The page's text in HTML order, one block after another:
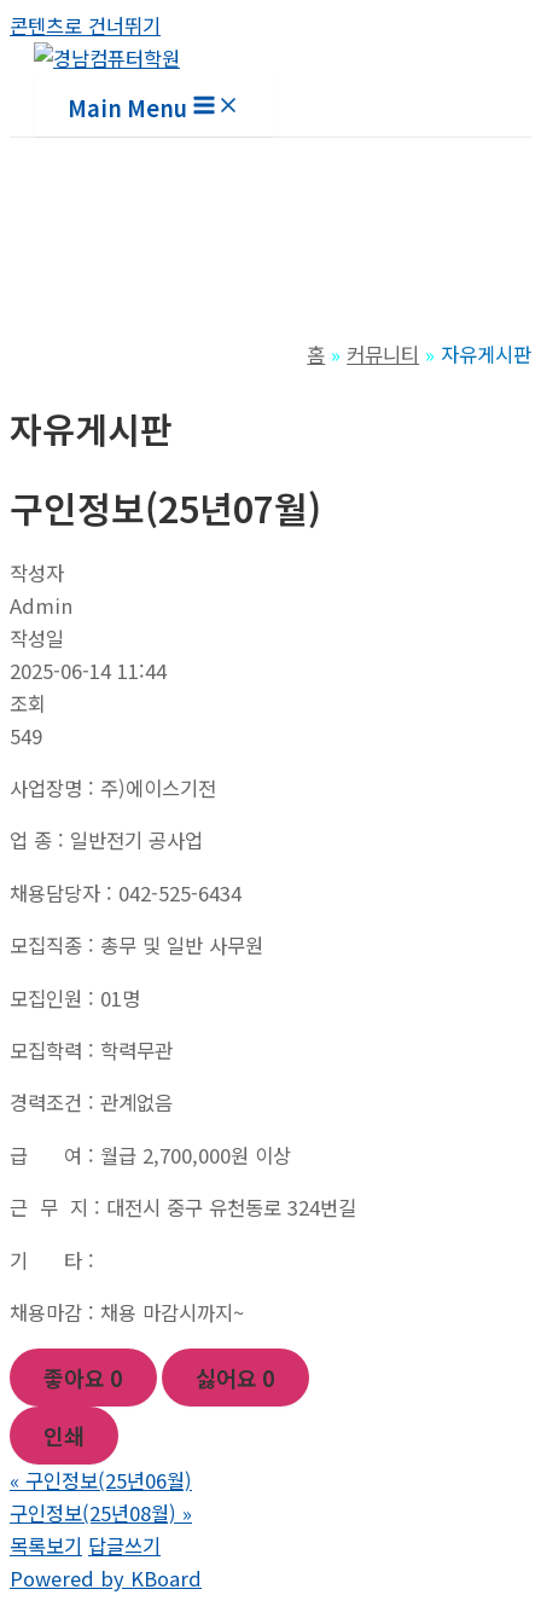
콘텐츠로 건너뛰기
Main Menu
홈 커뮤니티 자유게시판
자유게시판
구인정보(25년07월)
작성자
Admin
작성일
2025-06-14 11:44
조회
549
사업장명 : 주)에이스기전
업 종 : 일반전기 공사업
채용담당자 : 042-525-6434
모집직종 : 총무 및 일반 사무원
모집인원 : 01명
모집학력 : 학력무관
경력조건 : 관계없음
급 여 : 월급 2,700,000원 이상
근 무 지 : 대전시 중구 유천동로 324번길
기 타 :
채용마감 : 채용 마감시까지~
좋아요 0 싫어요 0
인쇄
« 구인정보(25년06월)
구인정보(25년08월) »
목록보기 답글쓰기
Powered by KBoard